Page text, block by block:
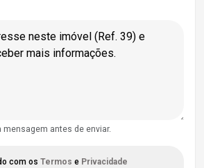
antes de enviar.
com os Termos e Privacidade